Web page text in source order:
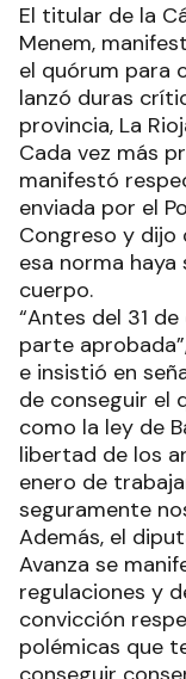
El titular de la
Menem,
el quórum para
lanzó duras
provincia, La
Cada vez más
manifestó
enviada por el
Congreso y dijo
esa norma
cuerpo.
“Antes del 31
parte
e insistió en
de conseguir el
como la ley de
libertad de los
enero de
seguramente
Además, el
Avanza se
regulaciones y
convicción
polémicas que